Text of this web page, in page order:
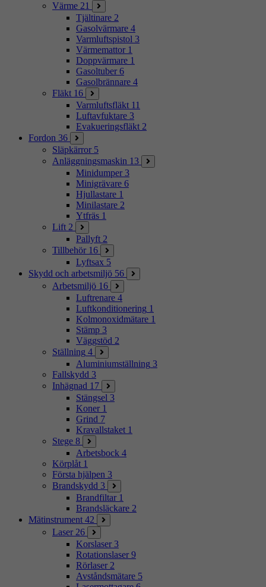
Värme 21
Tjältinare 2
Gasolvärmare 4
Varmluftspistol 3
Värmemattor 1
Doppvärmare 1
Gasoltuber 6
Gasolbrännare 4
Fläkt 16
Varmluftsfläkt 11
Luftavfuktare 3
Evakueringsfläkt 2
Fordon 36
Släpkärror 5
Anläggningsmaskin 13
Minidumper 3
Minigrävare 6
Hjullastare 1
Minilastare 2
Ytfräs 1
Lift 2
Pallyft 2
Tillbehör 16
Lyftsax 5
Skydd och arbetsmiljö 56
Arbetsmiljö 16
Luftrenare 4
Luftkonditionering 1
Kolmonoxidmätare 1
Stämp 3
Väggstöd 2
Ställning 4
Aluminiumställning 3
Fallskydd 3
Inhägnad 17
Stängsel 3
Koner 1
Grind 7
Kravallstaket 1
Stege 8
Arbetsbock 4
Körplåt 1
Första hjälpen 3
Brandskydd 3
Brandfiltar 1
Brandsläckare 2
Mätinstrument 42
Laser 26
Korslaser 3
Rotationslaser 9
Rörlaser 2
Avståndsmätare 5